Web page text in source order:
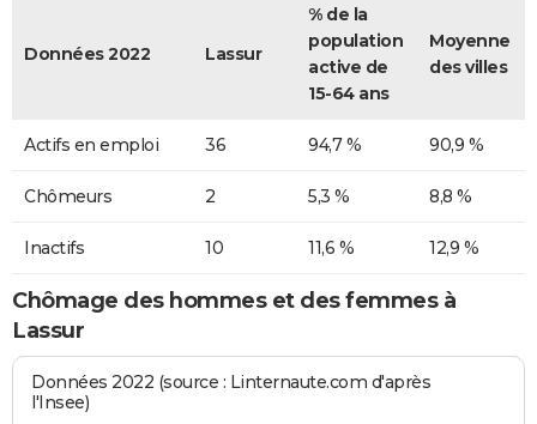
Données 2022 Lassur
% de la
population
active de
15-64 ans
Moyenne
des villes
Actifs en emploi 36 94,7 % 90,9 %
Chômeurs 2 5,3 % 8,8 %
Inactifs 10 11,6 % 12,9 %
Chômage des hommes et des femmes à
Lassur
Données 2022 (source : Linternaute.com d'après
l'Insee)